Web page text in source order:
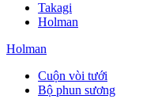
Takagi
Holman
Holman
Cuộn vòi tưới
Bộ phun sương